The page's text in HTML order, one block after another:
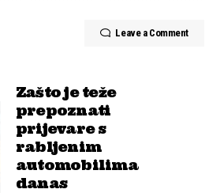
Leave a Comment
Zašto je teže
prepoznati
prijevare s
rabljenim
automobilima
danas